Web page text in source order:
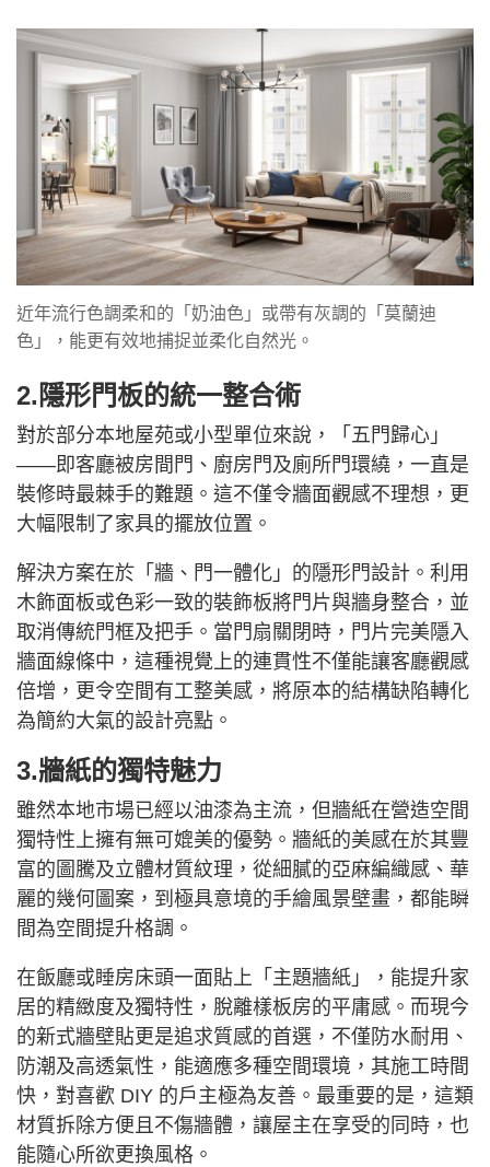
近年流行色調柔和的「奶油色」或帶有灰調的「莫蘭迪
色」，能更有效地捕捉並柔化自然光。
2.隱形門板的統一整合術
對於部分本地屋苑或小型單位來說，「五門歸心」
——即客廳被房間門、廚房門及廁所門環繞，一直是
裝修時最棘手的難題。這不僅令牆面觀感不理想，更
大幅限制了家具的擺放位置。
解決方案在於「牆、門一體化」的隱形門設計。利用
木飾面板或色彩一致的裝飾板將門片與牆身整合，並
取消傳統門框及把手。當門扇關閉時，門片完美隱入
牆面線條中，這種視覺上的連貫性不僅能讓客廳觀感
倍增，更令空間有工整美感，將原本的結構缺陷轉化
為簡約大氣的設計亮點。
3.牆紙的獨特魅力
雖然本地市場已經以油漆為主流，但牆紙在營造空間
獨特性上擁有無可媲美的優勢。牆紙的美感在於其豐
富的圖騰及立體材質紋理，從細膩的亞麻編織感、華
麗的幾何圖案，到極具意境的手繪風景壁畫，都能瞬
間為空間提升格調。
在飯廳或睡房床頭一面貼上「主題牆紙」，能提升家
居的精緻度及獨特性，脫離樣板房的平庸感。而現今
的新式牆壁貼更是追求質感的首選，不僅防水耐用、
防潮及高透氣性，能適應多種空間環境，其施工時間
快，對喜歡 DIY 的戶主極為友善。最重要的是，這類
材質拆除方便且不傷牆體，讓屋主在享受的同時，也
能隨心所欲更換風格。